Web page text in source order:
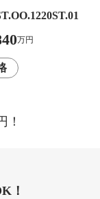
万円
！
！